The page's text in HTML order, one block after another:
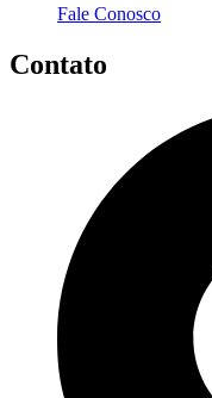
Fale Conosco
Contato